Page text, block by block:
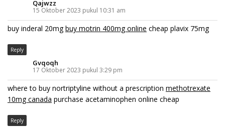
Qajwzz
15 Oktober 2023 pukul 10:31 am
buy inderal 20mgbuy motrin 400mg online cheap plavix 75mg
Reply
Gvqoqh
17 Oktober 2023 pukul 3:29 pm
where to buy nortriptyline without a prescription methotrexate
10mg canada purchase acetaminophen online cheap
Reply